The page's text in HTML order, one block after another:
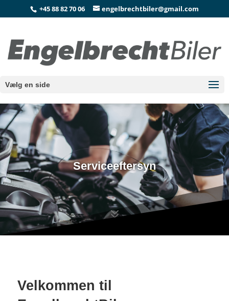
+45 88 82 70 06 engelbrechtbiler@gmail.com
Vælg en side
Serviceeftersyn
7
Velkommen til